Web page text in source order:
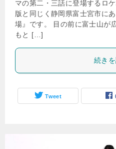
マの第二・三話に登場するロ
版と同じく静岡県富士宮市に
場』です。 目の前に富士山が
もと […]
続き
Tweet